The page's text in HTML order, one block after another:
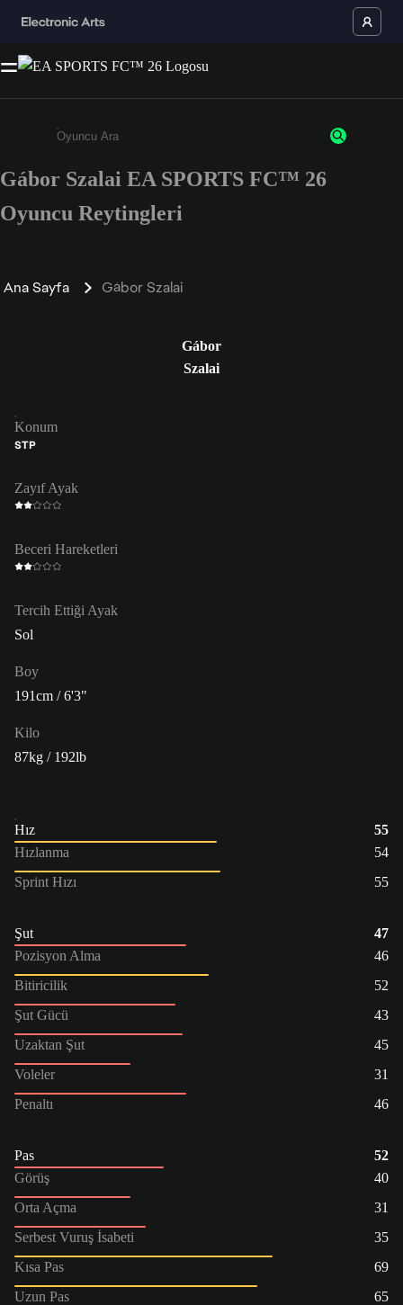
Enter a minimum of 3 characters or numbers
Gábor Szalai EA SPORTS FC™ 26
Oyuncu Reytingleri
Ana Sayfa Gábor Szalai
Gábor
Szalai
Konum
STP
Zayıf Ayak
Beceri Hareketleri
Tercih Ettiği Ayak
Sol
Boy
191cm / 6'3"
Kilo
87kg / 192lb
Hız
55
Hızlanma
54
Sprint Hızı
55
Şut
47
Pozisyon Alma
46
Bitiricilik
52
Şut Gücü
43
Uzaktan Şut
45
Voleler
31
Penaltı
46
Pas
52
Görüş
40
Orta Açma
31
Serbest Vuruş İsabeti
35
Kısa Pas
69
Uzun Pas
65